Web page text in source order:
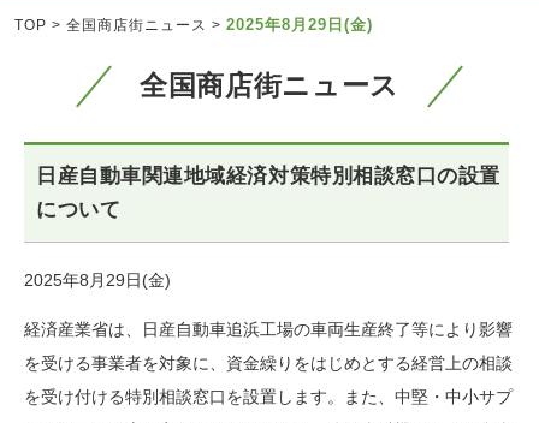
TOP >全国商店街ニュース >2025年8月29日(金)
全国商店街ニュース
日産自動車関連地域経済対策特別相談窓口の設置
について
2025年8月29日(金)
経済産業省は、日産自動車追浜工場の車両生産終了等により影響
を受ける事業者を対象に、資金繰りをはじめとする経営上の相談
を受け付ける特別相談窓口を設置します。また、中堅・中小サプ